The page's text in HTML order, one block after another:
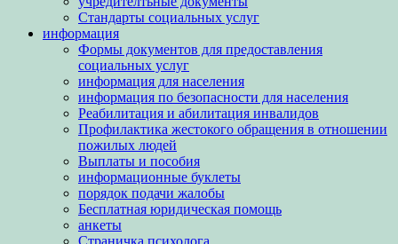
Стандарты социальных услуг
информация
Формы документов для предоставления
социальных услуг
информация для населения
информация по безопасности для населения
Реабилитация и абилитация инвалидов
Профилактика жестокого обращения в отношении
пожилых людей
Выплаты и пособия
информационные буклеты
порядок подачи жалобы
Бесплатная юридическая помощь
анкеты
Страничка психолога